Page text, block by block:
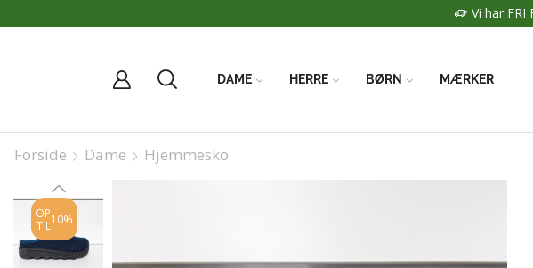
DAME HERRE BØRN MÆRKER
Forside Dame Hjemmesko
OP
TIL 10%